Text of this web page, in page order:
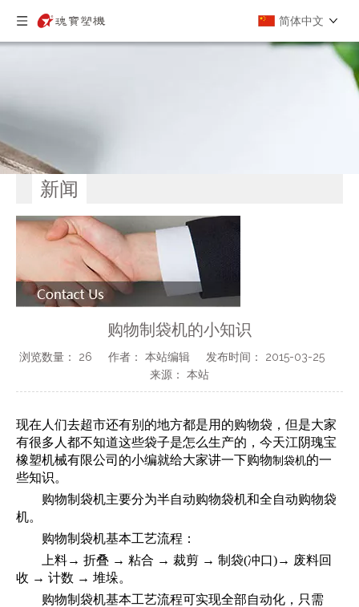
简体中文
新闻
购物制袋机的小知识
浏览数量： 26 作者： 本站编辑 发布时间： 2015-03-25
来源： 本站
["wechat","weibo","qzone","douban","email"]
现在人们去超市还有别的地方都是用的购物袋，但是大家
有很多人都不知道这些袋子是怎么生产的，今天江阴瑰宝
橡塑机械有限公司的小编就给大家讲一下购物制袋机的一
些知识。
购物制袋机主要分为半自动购物袋机和全自动购物袋
机。
购物制袋机基本工艺流程：
上料→ 折叠 → 粘合 → 裁剪 → 制袋(冲口)→ 废料回
收 → 计数 → 堆垛。
购物制袋机基本工艺流程可实现全部自动化，只需